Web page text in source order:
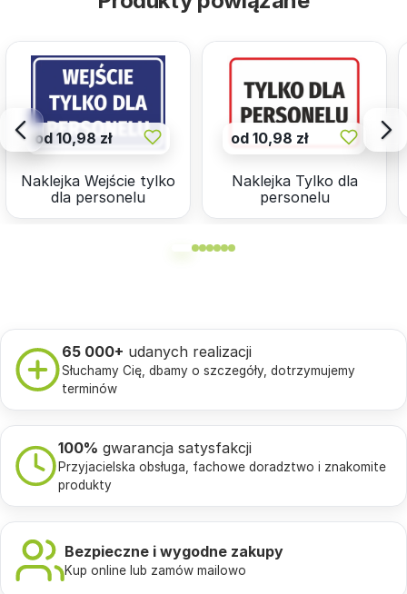
od 10,98 zł
Naklejka Wejście tylko
dla personelu
od 10,98 zł
Naklejka Tylko dla
personelu
65 000+ udanych realizacji
Słuchamy Cię, dbamy o szczegóły, dotrzymujemy
terminów
100% gwarancja satysfakcji
Przyjacielska obsługa, fachowe doradztwo i znakomite
produkty
Bezpieczne i wygodne zakupy
Kup online lub zamów mailowo